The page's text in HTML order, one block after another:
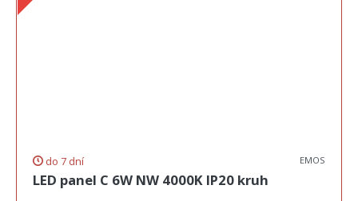
do 7 dní EMOS
LED panel C 6W NW 4000K IP20 kruh